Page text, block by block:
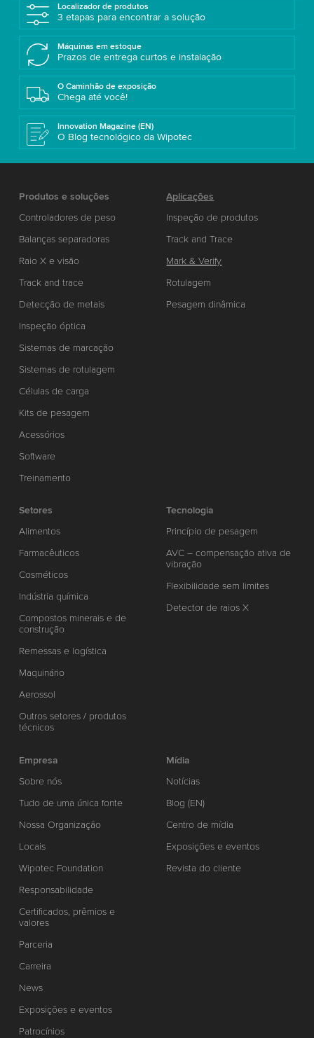
Localizador de produtos
3 etapas para encontrar a solução
Máquinas em estoque
Prazos de entrega curtos e instalação
O Caminhão de exposição
Chega até você!
Innovation Magazine (EN)
O Blog tecnológico da Wipotec
Produtos e soluções
Controladores de peso
Balanças separadoras
Raio X e visão
Track and trace
Detecção de metais
Inspeção óptica
Sistemas de marcação
Sistemas de rotulagem
Células de carga
Kits de pesagem
Acessórios
Software
Treinamento
Aplicações
Inspeção de produtos
Track and Trace
Mark & Verify
Rotulagem
Pesagem dinâmica
Setores
Alimentos
Farmacêuticos
Cosméticos
Indústria química
Compostos minerais e de
construção
Remessas e logística
Maquinário
Aerossol
Outros setores / produtos
técnicos
Tecnologia
Princípio de pesagem
AVC – compensação ativa de
vibração
Flexibilidade sem limites
Detector de raios X
Empresa
Sobre nós
Tudo de uma única fonte
Nossa Organização
Locais
Wipotec Foundation
Responsabilidade
Certificados, prêmios e
valores
Parceria
Carreira
News
Exposições e eventos
Patrocínios
Mídia
Notícias
Blog (EN)
Centro de mídia
Exposições e eventos
Revista do cliente